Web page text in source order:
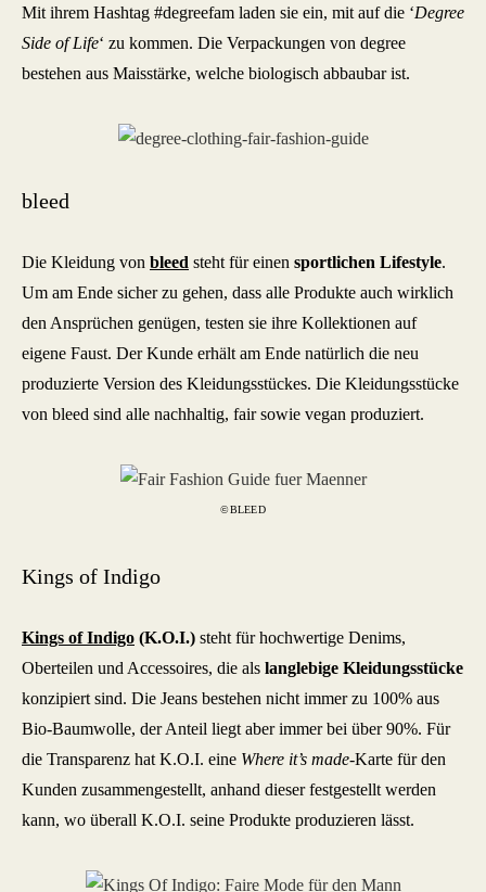
Mit ihrem Hashtag #degreefam laden sie ein, mit auf die ‘Degree
Side of Life‘ zu kommen. Die Verpackungen von degree
bestehen aus Maisstärke, welche biologisch abbaubar ist.
bleed
Die Kleidung von bleed steht für einen sportlichen Lifestyle.
Um am Ende sicher zu gehen, dass alle Produkte auch wirklich
den Ansprüchen genügen, testen sie ihre Kollektionen auf
eigene Faust. Der Kunde erhält am Ende natürlich die neu
produzierte Version des Kleidungsstückes. Die Kleidungsstücke
von bleed sind alle nachhaltig, fair sowie vegan produziert.
©BLEED
Kings of Indigo
Kings of Indigo (K.O.I.) steht für hochwertige Denims,
Oberteilen und Accessoires, die als langlebige Kleidungsstücke
konzipiert sind. Die Jeans bestehen nicht immer zu 100% aus
Bio-Baumwolle, der Anteil liegt aber immer bei über 90%. Für
die Transparenz hat K.O.I. eine Where it’s made-Karte für den
Kunden zusammengestellt, anhand dieser festgestellt werden
kann, wo überall K.O.I. seine Produkte produzieren lässt.